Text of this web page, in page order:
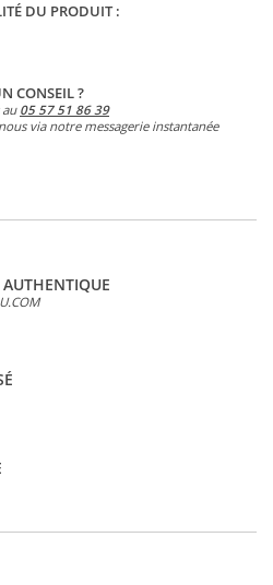
DU PRODUIT :
CONSEIL ?
au 05 57 51 86 39
via notre messagerie instantanée
AUTHENTIQUE